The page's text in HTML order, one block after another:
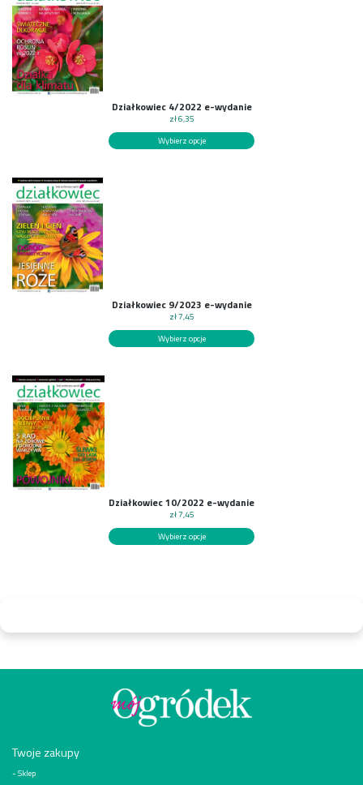
Działkowiec 4/2022 e-wydanie
zł6,35
Wybierz opcje
Działkowiec 9/2023 e-wydanie
zł7,45
Wybierz opcje
Działkowiec 10/2022 e-wydanie
zł7,45
Wybierz opcje
Twoje zakupy
Sklep